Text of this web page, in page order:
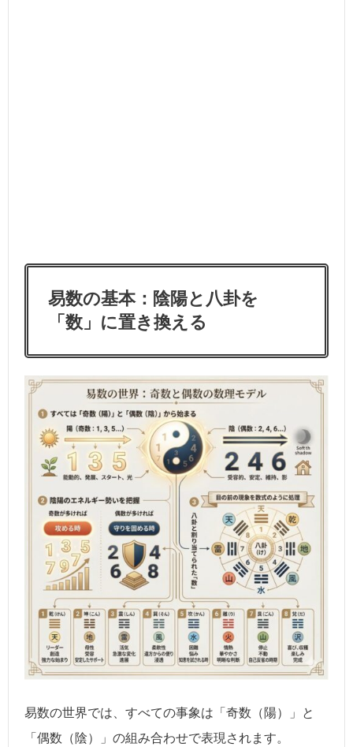
易数の基本：陰陽と八卦を
「数」に置き換える
易数の世界では、すべての事象は「奇数（陽）」と
「偶数（陰）」の組み合わせで表現されます。